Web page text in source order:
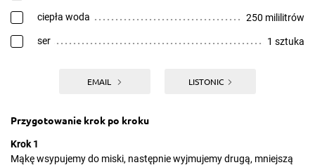
ciepła woda 250 mililitrów
ser 1 sztuka
EMAIL LISTONIC
Przygotowanie krok po kroku
Krok 1
Mąkę wsypujemy do miski, następnie wyjmujemy drugą, mniejszą